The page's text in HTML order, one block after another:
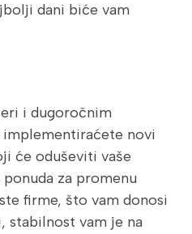
dani biće vam
i dugoročnim
novi
će oduševiti vaše
za promenu
firme, što vam donosi
stabilnost vam je na